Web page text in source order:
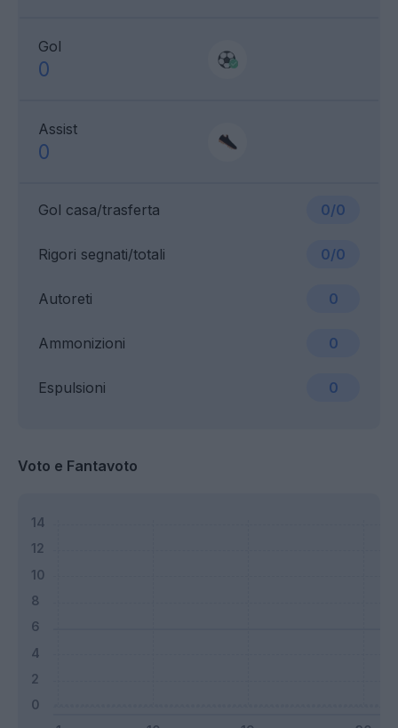
Gol
0
Assist
0
Gol casa/trasferta 0/0
Ammonizioni 0
Rigori segnati/totali 0/0
Espulsioni 0
Autoreti 0
Voto e Fantavoto